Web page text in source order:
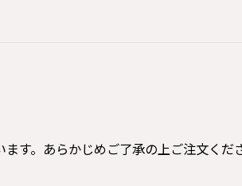
す。あらかじめご了承の上ご注文くだ